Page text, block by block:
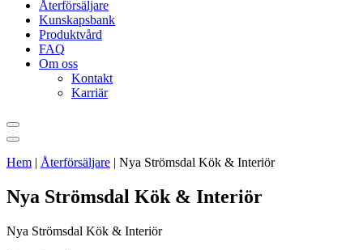
Återförsäljare
Kunskapsbank
Produktvård
FAQ
Om oss
Kontakt
Karriär
Hem | Återförsäljare | Nya Strömsdal Kök & Interiör
Nya Strömsdal Kök & Interiör
Nya Strömsdal Kök & Interiör